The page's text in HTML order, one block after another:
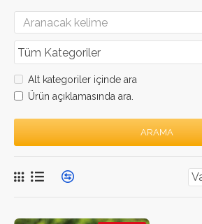
Alt kategoriler içinde ara
Ürün açıklamasında ara.
ARAMA